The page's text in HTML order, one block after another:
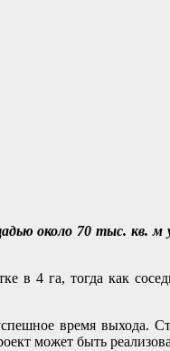
около 70 тыс. кв. м
4 га, тогда как
время выхода.
может быть